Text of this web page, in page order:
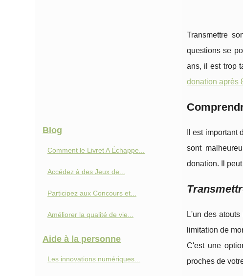
Transmettre
questions se
ans, il est trop
donation après
Il est
sont
donation. Il
L'un des
limitation de
C'est une
proches de
Blog
Comment le Livret A Échappe...
Accédez à des Jeux de...
Participez aux Concours et...
Améliorer la qualité de vie...
Aide à la personne
Les innovations numériques...